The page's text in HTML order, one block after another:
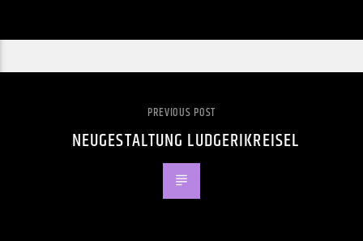
PREVIOUS POST
NEUGESTALTUNG LUDGERIKREISEL